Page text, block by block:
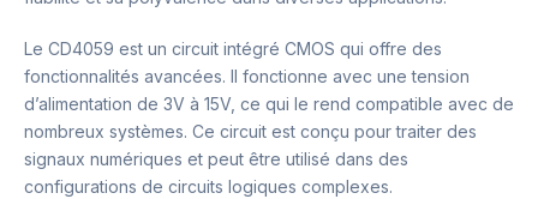
Le CD4059 est un circuit intégré CMOS qui offre des
fonctionnalités avancées. Il fonctionne avec une tension
d’alimentation de 3V à 15V, ce qui le rend compatible avec de
nombreux systèmes. Ce circuit est conçu pour traiter des
signaux numériques et peut être utilisé dans des
configurations de circuits logiques complexes.